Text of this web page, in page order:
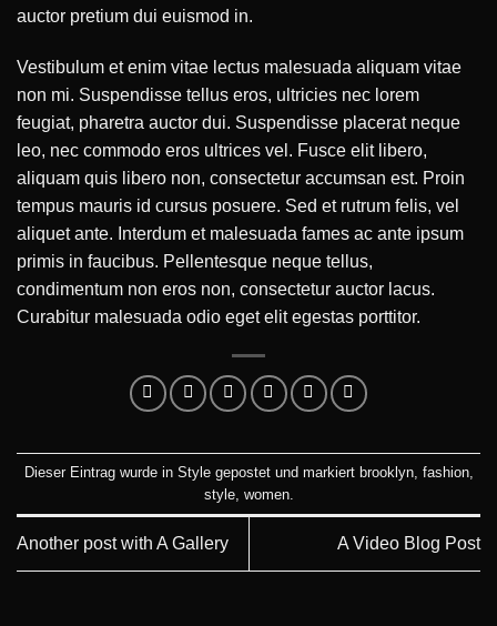
auctor pretium dui euismod in.
Vestibulum et enim vitae lectus malesuada aliquam vitae
non mi. Suspendisse tellus eros, ultricies nec lorem
feugiat, pharetra auctor dui. Suspendisse placerat neque
leo, nec commodo eros ultrices vel. Fusce elit libero,
aliquam quis libero non, consectetur accumsan est. Proin
tempus mauris id cursus posuere. Sed et rutrum felis, vel
aliquet ante. Interdum et malesuada fames ac ante ipsum
primis in faucibus. Pellentesque neque tellus,
condimentum non eros non, consectetur auctor lacus.
Curabitur malesuada odio eget elit egestas porttitor.
Dieser Eintrag wurde in Stylegepostet und markiert brooklyn, fashion,
style, women.
Another post with A Gallery A Video Blog Post